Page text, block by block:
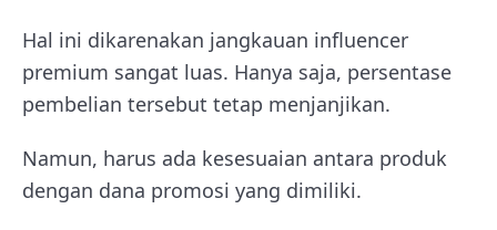
Hal ini dikarenakan jangkauan influencer
premium sangat luas. Hanya saja, persentase
pembelian tersebut tetap menjanjikan.
Namun, harus ada kesesuaian antara produk
dengan dana promosi yang dimiliki.